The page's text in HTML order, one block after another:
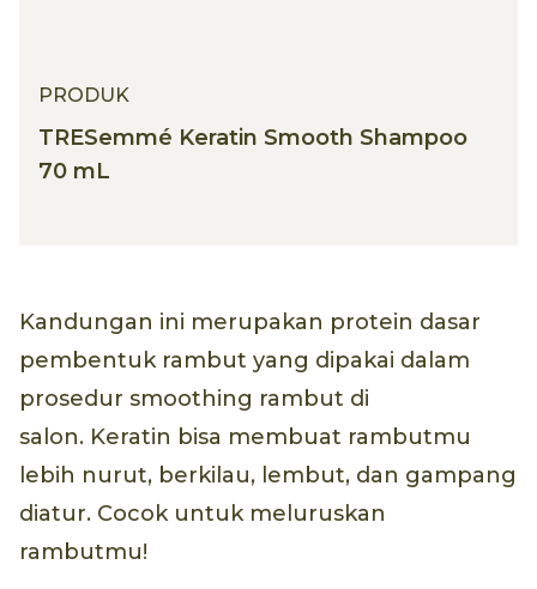
PRODUK
TRESemmé Keratin Smooth Shampoo
70 mL
Kandungan ini merupakan protein dasar
pembentuk rambut yang dipakai dalam
prosedur smoothing rambut di
salon. Keratin bisa membuat rambutmu
lebih nurut, berkilau, lembut, dan gampang
diatur. Cocok untuk meluruskan
rambutmu!